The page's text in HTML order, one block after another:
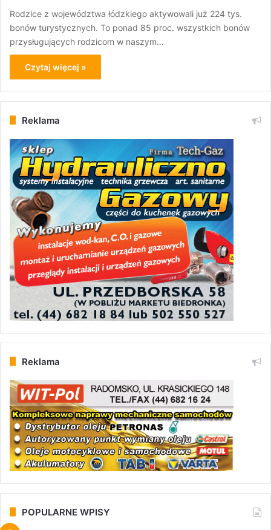
Rodzice z województwa łódzkiego aktywowali już 224 tys.
bonów turystycznych. To ponad 85 proc. wszystkich bonów
przysługujących rodzicom w naszym…
Czytaj więcej »
Reklama
Reklama
POPULARNE WPISY